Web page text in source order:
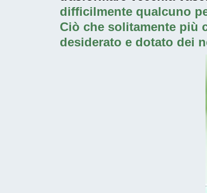
difficilmente qualcuno
Ciò che solitamente più
desiderato e dotato dei